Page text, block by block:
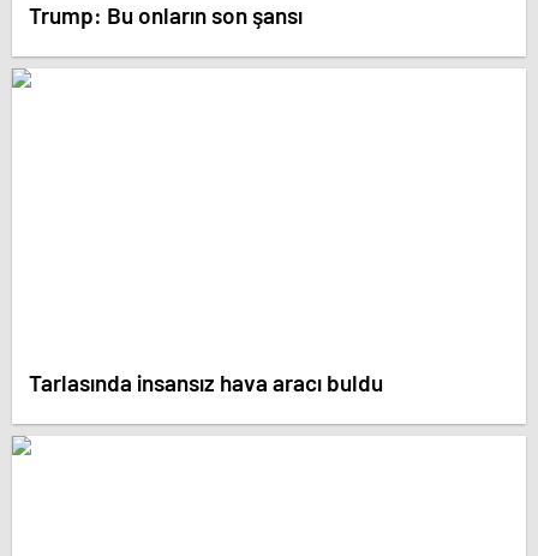
Trump: Bu onların son şansı
Tarlasında insansız hava aracı buldu